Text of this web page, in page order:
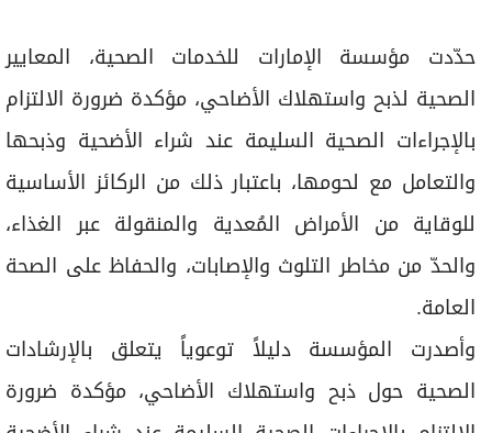
عدد اليوم
مواقيت الصلاة
الأحوال الجوية
حدّدت مؤسسة الإمارات للخدمات الصحية، المعايير
الصحية لذﺑﺢ واﺳﺘﻬﻼك اﻷﺿﺎحي، مؤكدة ضرورة اﻻﻟﺘﺰام
ﺑﺎﻹﺟﺮاءات اﻟﺼﺤﻴﺔ اﻟﺴﻠﻴﻤﺔ ﻋﻨﺪ ﺷﺮاء اﻷﺿﺤﻴﺔ وذﺑﺤﻬﺎ
واﻟﺘﻌﺎﻣﻞ ﻣﻊ ﻟﺤﻮﻣﻬﺎ، باعتبار ذلك ﻣﻦ اﻟﺮﻛﺎﺋﺰ اﻷﺳﺎﺳﻴﺔ
ﻟﻠﻮﻗﺎﻳﺔ ﻣﻦ اﻷﻣﺮاض اﻟﻤُﻌﺪﻳﺔ واﻟﻤﻨﻘﻮﻟﺔ ﻋﺒﺮ اﻟﻐﺬاء،
واﻟﺤﺪّ ﻣﻦ ﻣﺨﺎﻃﺮ اﻟﺘﻠﻮث واﻹﺻﺎﺑﺎت، واﻟﺤﻔﺎظ ﻋﻠﻰ اﻟﺼﺤﺔ
اﻟﻌﺎﻣﺔ.
وأصدرت المؤسسة دليلاً توعوياً يتعلق بالإرﺷﺎدات
الصحية ﺣﻮل ذﺑﺢ واﺳﺘﻬﻼك اﻷﺿﺎﺣﻲ، مؤكدة ضرورة